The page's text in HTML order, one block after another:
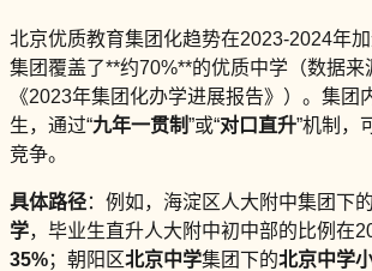
北京优质教育集团化趋势在2023-2024年
集团覆盖了**约70%**的优质中学（数据来
《2023年集团化办学进展报告》）。集团
生，通过“九年一贯制”或“对口直升”机制，
竞争。
具体路径：例如，海淀区人大附中集团下的
学，毕业生直升人大附中初中部的比例在
35%；朝阳区北京中学集团下的北京中学